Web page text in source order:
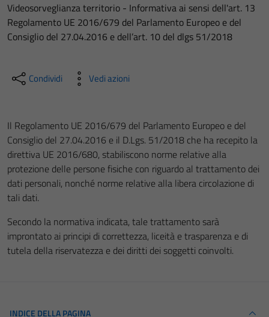
Videosorveglianza territorio - Informativa ai sensi dell'art. 13
Regolamento UE 2016/679 del Parlamento Europeo e del
Consiglio del 27.04.2016 e dell’art. 10 del dlgs 51/2018
Condividi Vedi azioni
Il Regolamento UE 2016/679 del Parlamento Europeo e del
Consiglio del 27.04.2016 e il D.Lgs. 51/2018 che ha recepito la
direttiva UE 2016/680, stabiliscono norme relative alla
protezione delle persone fisiche con riguardo al trattamento dei
dati personali, nonché norme relative alla libera circolazione di
tali dati.
Secondo la normativa indicata, tale trattamento sarà
improntato ai principi di correttezza, liceità e trasparenza e di
tutela della riservatezza e dei diritti dei soggetti coinvolti.
INDICE DELLA PAGINA